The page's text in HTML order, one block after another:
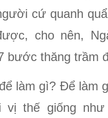
cứ quanh
cho nên,
bước thăng trầm
làm gì? Để làm
thế giống như